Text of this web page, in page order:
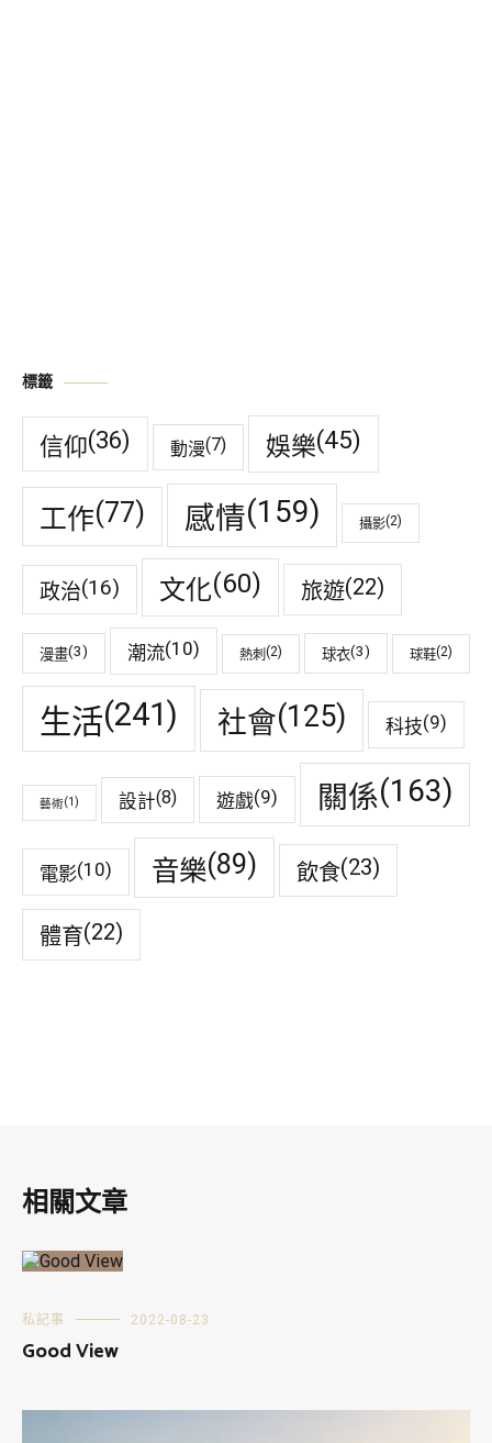
標籤
信仰(36) 動漫(7) 娛樂(45)
工作(77) 感情(159) 攝影(2)
政治(16) 文化(60) 旅遊(22)
漫畫(3) 潮流(10) 熱刺 (2) 球衣(3) 球鞋(2)
生活(241) 社會(125) 科技(9)
藝術(1) 設計(8) 遊戲(9) 關係(163)
電影(10) 音樂(89) 飲食(23)
體育(22)
相關文章
私記事 2022-08-23
Good View